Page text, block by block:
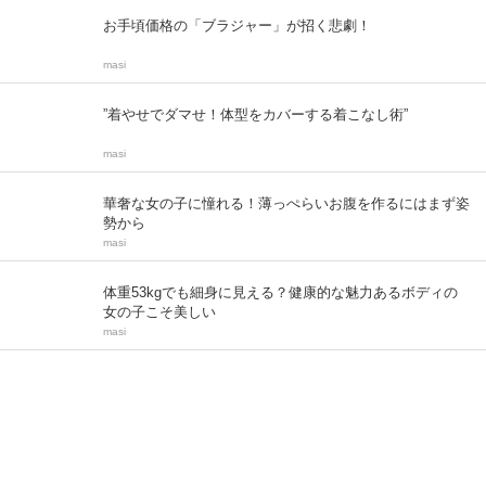
お手頃価格の「ブラジャー」が招く悲劇！
masi
”着やせでダマせ！体型をカバーする着こなし術”
masi
華奢な女の子に憧れる！薄っぺらいお腹を作るにはまず姿
勢から
masi
体重53kgでも細身に見える？健康的な魅力あるボディの
女の子こそ美しい
masi